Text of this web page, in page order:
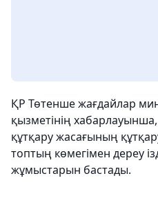
ҚР Төтенше жағдайлар
қызметінің
құтқару жасағының
топтың көмегімен дереу
жұмыстарын бастады.